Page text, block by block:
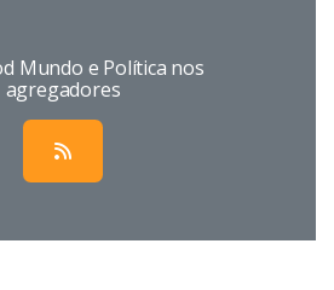
Mundo e Política nos
agregadores